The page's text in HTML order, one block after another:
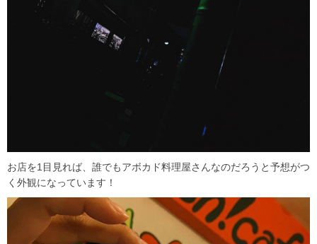
お店を1目見れば、誰でもアボカド料理屋さんなのだろうと予想がつ
く外観になっています！